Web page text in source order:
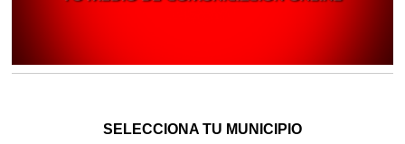
SELECCIONA TU MUNICIPIO